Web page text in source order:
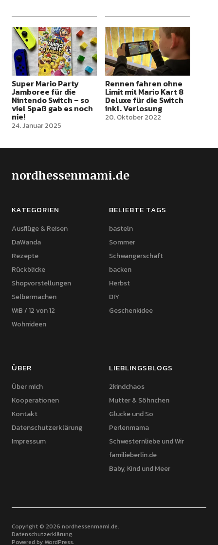
Super Mario Party
Jamboree für die
Nintendo Switch – so
viel Spaß gab es noch
nie!
24. Januar 2025
Rennen fahren ohne
Limit mit Mario Kart 8
Deluxe für die Switch
inkl. Verlosung
20. Oktober 2022
nordhessenmami.de
KATEGORIEN
Ausflüge & Reisen
DaWanda
Rezepte
Rückblicke
Shopvorstellungen
Selbermachen
WiB / 12 von 12
Wohnideen
BELIEBTE TAGS
basteln
Sommer
Schwangerschaft
backen
Herbst
DIY
Geschenkidee
ÜBER
Über mich
Kooperationen
Kontakt
Datenschutzerklärung
Impressum
LIEBLINGSBLOGS
2kindchaos
Mutter & Söhnchen
Glucke und So
Perlenmama
Schwesternliebe und Wir
familieberlin.de
Baby, Kind und Meer
Copyright © 2026 nordhessenmami.de
Datenschutzerklärung
Powered by WordPress